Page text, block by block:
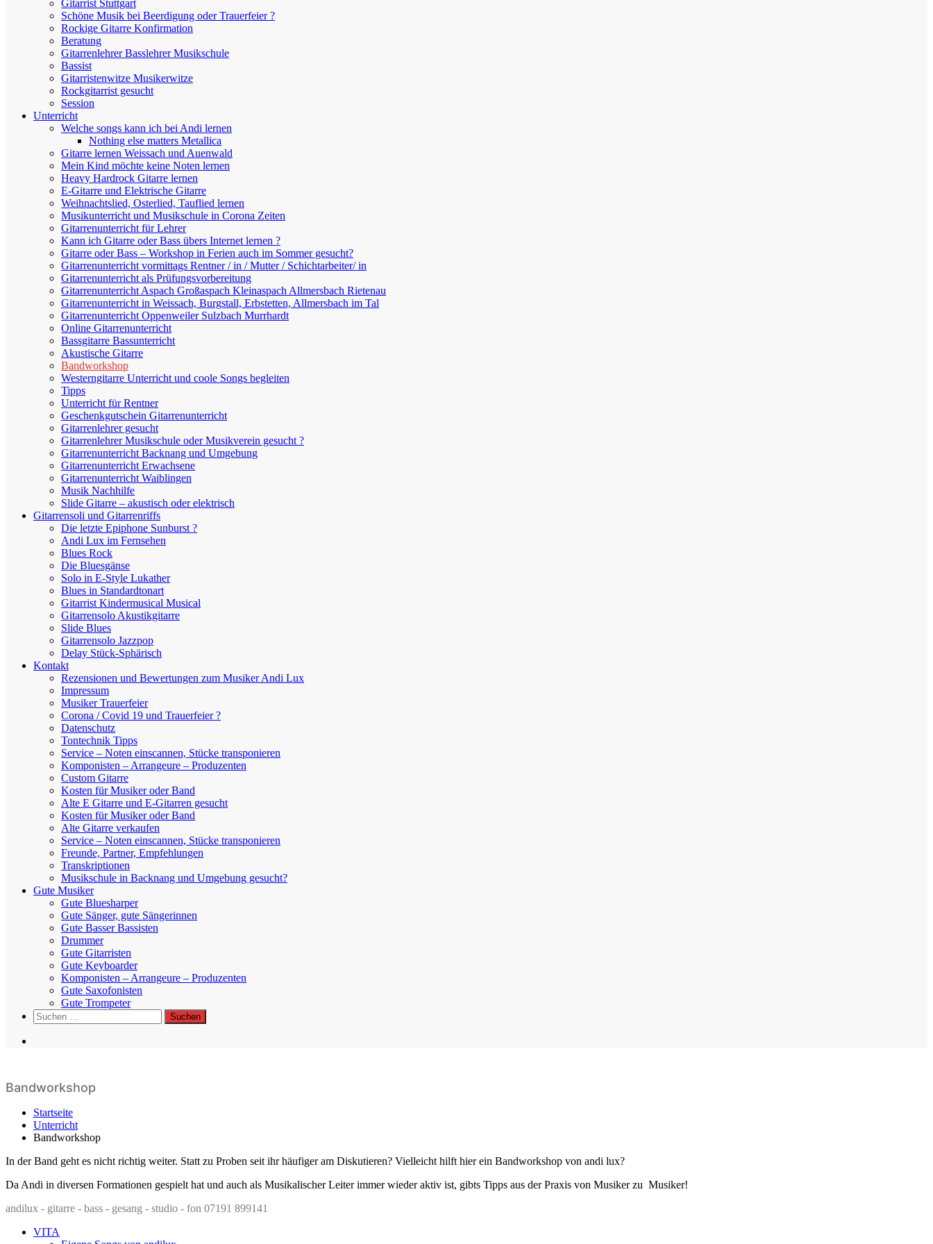
Gitarrist Stuttgart
Schöne Musik bei Beerdigung oder Trauerfeier ?
Rockige Gitarre Konfirmation
Beratung
Gitarrenlehrer Basslehrer Musikschule
Bassist
Gitarristenwitze Musikerwitze
Rockgitarrist gesucht
Session
Unterricht
Welche songs kann ich bei Andi lernen
Nothing else matters Metallica
Gitarre lernen Weissach und Auenwald
Mein Kind möchte keine Noten lernen
Heavy Hardrock Gitarre lernen
E-Gitarre und Elektrische Gitarre
Weihnachtslied, Osterlied, Tauflied lernen
Musikunterricht und Musikschule in Corona Zeiten
Gitarrenunterricht für Lehrer
Kann ich Gitarre oder Bass übers Internet lernen ?
Gitarre oder Bass – Workshop in Ferien auch im Sommer gesucht?
Gitarrenunterricht vormittags Rentner / in / Mutter / Schichtarbeiter/ in
Gitarrenunterricht als Prüfungsvorbereitung
Gitarrenunterricht Aspach Großaspach Kleinaspach Allmersbach Rietenau
Gitarrenunterricht in Weissach, Burgstall, Erbstetten, Allmersbach im Tal
Gitarrenunterricht Oppenweiler Sulzbach Murrhardt
Online Gitarrenunterricht
Bassgitarre Bassunterricht
Akustische Gitarre
Bandworkshop
Westerngitarre Unterricht und coole Songs begleiten
Tipps
Unterricht für Rentner
Geschenkgutschein Gitarrenunterricht
Gitarrenlehrer gesucht
Gitarrenlehrer Musikschule oder Musikverein gesucht ?
Gitarrenunterricht Backnang und Umgebung
Gitarrenunterricht Erwachsene
Gitarrenunterricht Waiblingen
Musik Nachhilfe
Slide Gitarre – akustisch oder elektrisch
Gitarrensoli und Gitarrenriffs
Die letzte Epiphone Sunburst ?
Andi Lux im Fernsehen
Blues Rock
Die Bluesgänse
Solo in E-Style Lukather
Blues in Standardtonart
Gitarrist Kindermusical Musical
Gitarrensolo Akustikgitarre
Slide Blues
Gitarrensolo Jazzpop
Delay Stück-Sphärisch
Kontakt
Rezensionen und Bewertungen zum Musiker Andi Lux
Impressum
Musiker Trauerfeier
Corona / Covid 19 und Trauerfeier ?
Datenschutz
Tontechnik Tipps
Service – Noten einscannen, Stücke transponieren
Komponisten – Arrangeure – Produzenten
Custom Gitarre
Kosten für Musiker oder Band
Alte E Gitarre und E-Gitarren gesucht
Kosten für Musiker oder Band
Alte Gitarre verkaufen
Service – Noten einscannen, Stücke transponieren
Freunde, Partner, Empfehlungen
Transkriptionen
Musikschule in Backnang und Umgebung gesucht?
Gute Musiker
Gute Bluesharper
Gute Sänger, gute Sängerinnen
Gute Basser Bassisten
Drummer
Gute Gitarristen
Gute Keyboarder
Komponisten – Arrangeure – Produzenten
Gute Saxofonisten
Gute Trompeter
Suchen
nach:
Bandworkshop
Startseite
Unterricht
Bandworkshop
In der Band geht es nicht richtig weiter. Statt zu Proben seit ihr häufiger am Diskutieren? Vielleicht hilft hier ein Bandworkshop von andi lux?
Da Andi in diversen Formationen gespielt hat und auch als Musikalischer Leiter immer wieder aktiv ist, gibts Tipps aus der Praxis von Musiker zu Musiker!
andilux - gitarre - bass - gesang - studio - fon 07191 899141
VITA